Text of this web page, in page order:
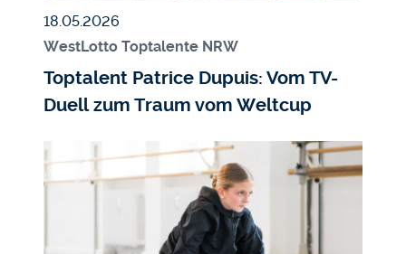
Veröffentlicht am
18.05.2026
WestLotto Toptalente NRW
Toptalent Patrice Dupuis: Vom TV-
Duell zum Traum vom Weltcup
Bildmedium
Bild